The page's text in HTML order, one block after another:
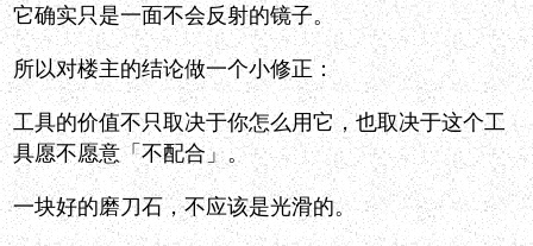
它确实只是一面不会反射的镜子。
所以对楼主的结论做一个小修正：
工具的价值不只取决于你怎么用它，也取决于这个工
具愿不愿意「不配合」。
一块好的磨刀石，不应该是光滑的。